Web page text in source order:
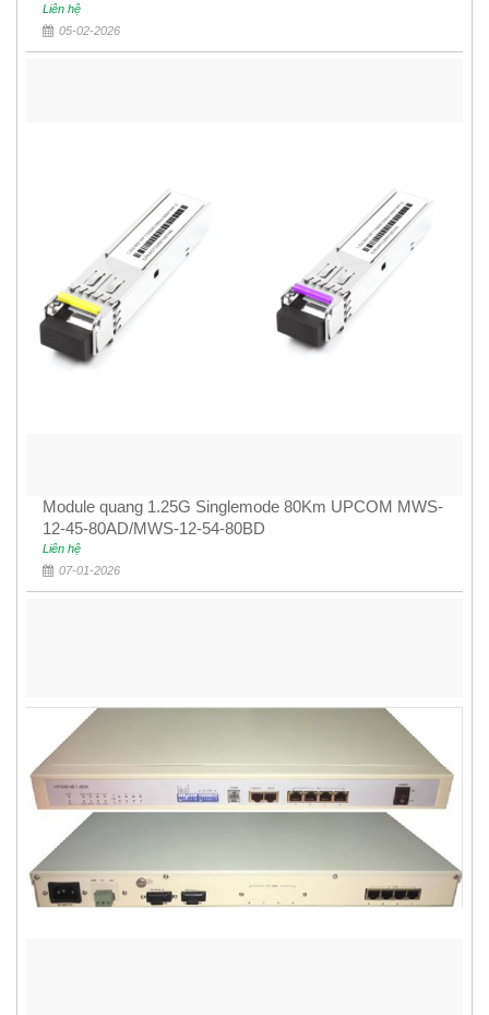
Liên hệ
05-02-2026
Module quang 1.25G Singlemode 80Km UPCOM MWS-
12-45-80AD/MWS-12-54-80BD
Liên hệ
07-01-2026